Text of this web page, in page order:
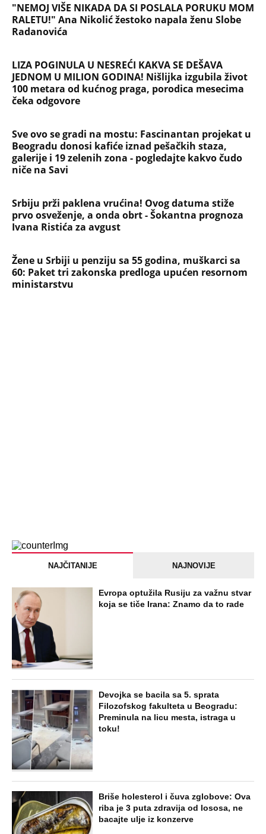
"NEMOJ VIŠE NIKADA DA SI POSLALA PORUKU MOM
RALETU!" Ana Nikolić žestoko napala ženu Slobe
Radanovića
LIZA POGINULA U NESREĆI KAKVA SE DEŠAVA
JEDNOM U MILION GODINA! Nišlijka izgubila život
100 metara od kućnog praga, porodica mesecima
čeka odgovore
Sve ovo se gradi na mostu: Fascinantan projekat u
Beogradu donosi kafiće iznad pešačkih staza,
galerije i 19 zelenih zona - pogledajte kakvo čudo
niče na Savi
Srbiju prži paklena vrućina! Ovog datuma stiže
prvo osveženje, a onda obrt - Šokantna prognoza
Ivana Ristića za avgust
Žene u Srbiji u penziju sa 55 godina, muškarci sa
60: Paket tri zakonska predloga upućen resornom
ministarstvu
NAJČITANIJE NAJNOVIJE
Evropa optužila Rusiju za važnu stvar
koja se tiče Irana: Znamo da to rade
Devojka se bacila sa 5. sprata
Filozofskog fakulteta u Beogradu:
Preminula na licu mesta, istraga u
toku!
Briše holesterol i čuva zglobove: Ova
riba je 3 puta zdravija od lososa, ne
bacajte ulje iz konzerve